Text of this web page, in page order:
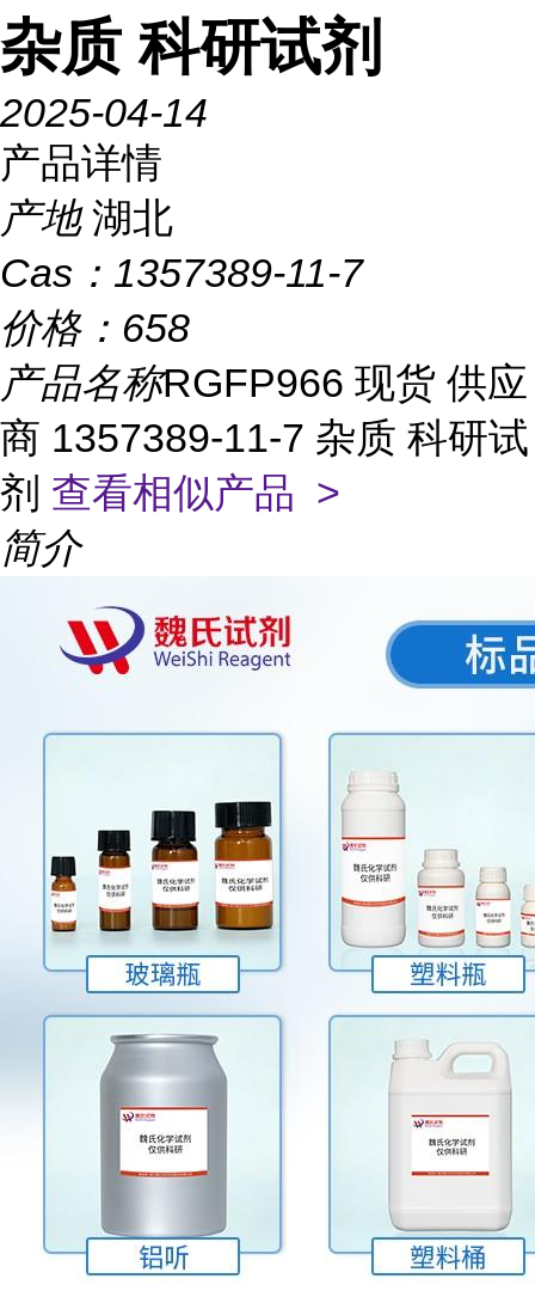
杂质 科研试剂
2025-04-14
产品详情
产地 湖北
Cas： 1357389-11-7
价格： 658
产品名称RGFP966 现货 供应
商 1357389-11-7 杂质 科研试
剂 查看相似产品 >
简介